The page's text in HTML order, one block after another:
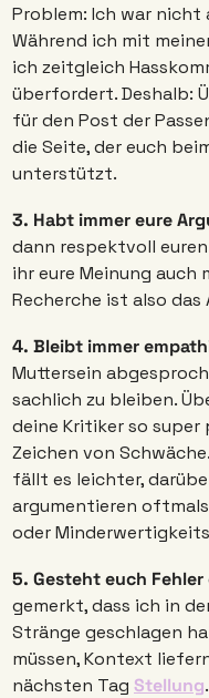
Problem: Ich war
Während ich mit
ich zeitgleich
überfordert. Deshalb:
für den Post der
die Seite, der euch
unterstützt.
3. Habt immer eure
dann respektvoll
ihr eure Meinung auch
Recherche ist also das
4. Bleibt immer
Muttersein
sachlich zu bleiben.
deine Kritiker so
Zeichen von
fällt es leichter,
argumentieren
oder
5. Gesteht euch Fehler
gemerkt, dass ich in
Stränge geschlagen
müssen, Kontext
nächsten Tag Stellung